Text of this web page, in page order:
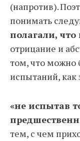
(напротив).
понимать
полагали, что
отрицание и
том, что можно
испытаний,
«не испытав
тем, с чем